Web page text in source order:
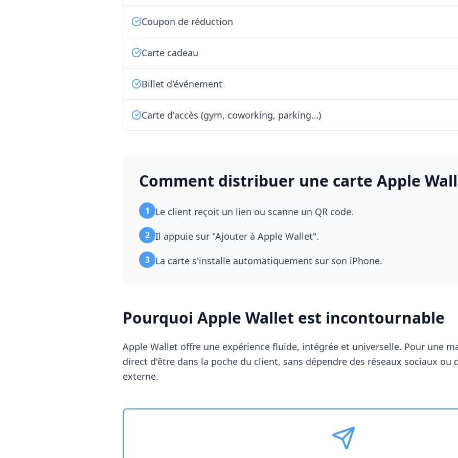
Coupon de réduction
Carte cadeau
Billet d'événement
Carte d'accès (gym, coworking, parking…)
Comment distribuer une carte Apple
1 Le client reçoit un lien ou scanne un QR code.
2 Il appuie sur "Ajouter à Apple Wallet".
3 La carte s'installe automatiquement sur son iPhone.
Pourquoi Apple Wallet est incontournable
Apple Wallet offre une expérience fluide, intégrée et universelle. Pour une
direct d'être dans la poche du client, sans dépendre des réseaux sociaux ou
externe.